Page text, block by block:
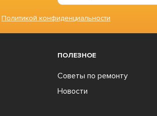
Политикой конфиденциальности
ПОЛЕЗНОЕ
Советы по ремонту
Новости